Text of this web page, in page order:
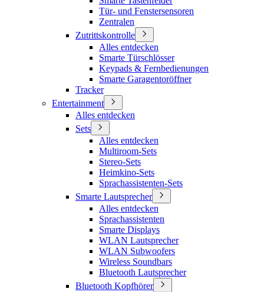
Tür- und Fenstersensoren
Zentralen
Zutrittskontrolle
Alles entdecken
Smarte Türschlösser
Keypads & Fernbedienungen
Smarte Garagentoröffner
Tracker
Entertainment
Alles entdecken
Sets
Alles entdecken
Multiroom-Sets
Stereo-Sets
Heimkino-Sets
Sprachassistenten-Sets
Smarte Lautsprecher
Alles entdecken
Sprachassistenten
Smarte Displays
WLAN Lautsprecher
WLAN Subwoofers
Wireless Soundbars
Bluetooth Lautsprecher
Bluetooth Kopfhörer